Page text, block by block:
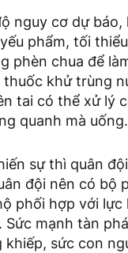
nguy cơ dự báo,
phẩm, tối
phèn chua để
thuốc khử trùng
tai có thể xử lý
quanh mà uống.
sự thì quân
đội nên có bộ
phối hợp với lực
Sức mạnh tàn
khiếp, sức con